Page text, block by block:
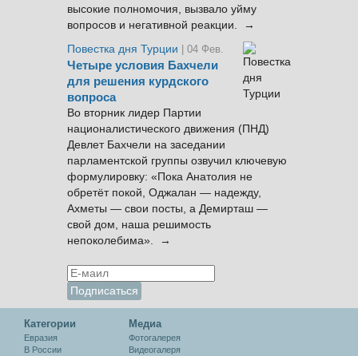
высокие полномочия, вызвало уйму
вопросов и негативной реакции. →
Повестка дня Турции
| 04 Фев.
Четыре условия Бахчели
для решения курдского
вопроса
Во вторник лидер Партии
националистического движения (ПНД)
Девлет Бахчели на заседании
парламентской группы озвучил ключевую
формулировку: «Пока Анатолия не
обретёт покой, Оджалан — надежду,
Ахметы — свои посты, а Демирташ —
свой дом, наша решимость
непоколебима». →
Категории
Евразия
В России
Медиа
Фотогалерея
Видеогалеря